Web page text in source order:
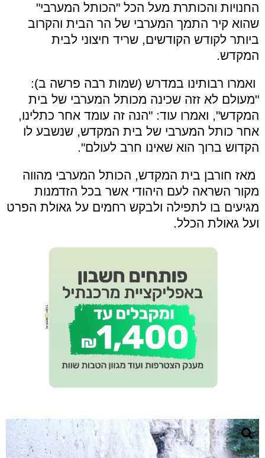
החנויות והכותרת מעל הכל "הכותל המערבי"
שהוא קיר התמך המערבי של הר הבית והקרוב
ביותר לקודש הקודשים, שריד חיצוני לבית
המקדש.
ואמרו רבותינו במדרש (שמות רבה פרשה ב):
"מעולם לא זזה שכינה מכותל המערבי של בית
המקדש", ואמרו עוד: "הנה זה עומד אחר כתלינו,
אחר כותל המערבי של בית המקדש, שנשבע לו
הקדוש ברוך הוא שאינו חרב לעולם".
מאז חורבן בית המקדש, הכותל המערבי מהווה
מקור השראה לעם היהודי אשר בכל הזדמנות
מגיעים בו לתפילה ולבקש רחמים על גאולת הפרט
ועל גאולת הכלל.